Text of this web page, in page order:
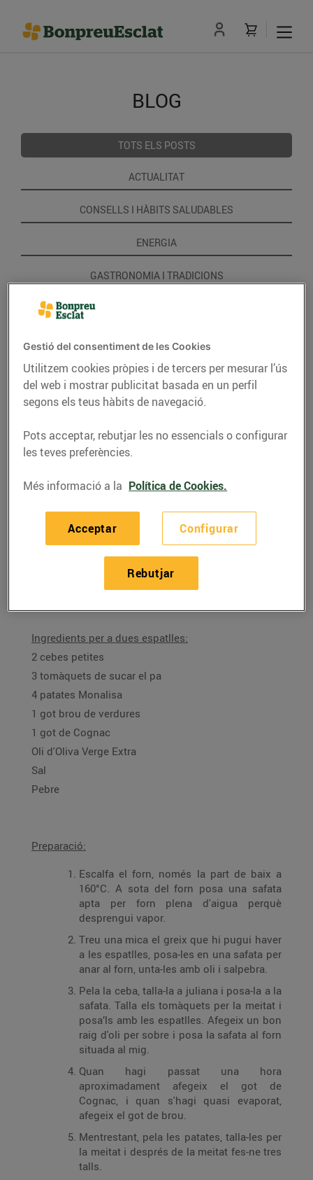
BLOG
TOTS ELS POSTS
ACTUALITAT
CONSELLS I HÀBITS SALUDABLES
ENERGIA
GASTRONOMIA I TRADICIONS
RECEPTES
Espatlla de cabrit al
29/de novembre/2023
Ingredients per a dues espatlles:
2 cebes petites
3 tomàquets de sucar el pa
4 patates Monalisa
1 got brou de verdures
1 got de Cognac
Oli d'Oliva Verge Extra
Sal
Pebre
Preparació:
Escalfa el forn, només la part de baix a
160°C. A sota del forn posa una safata
apta per forn plena d'aigua perquè
desprengui vapor.
Treu una mica el greix que hi pugui haver
a les espatlles, posa-les en una safata per
anar al forn, unta-les amb oli i salpebra.
Pela la ceba, talla-la a juliana i posa-la a la
safata. Talla els tomàquets per la meitat i
posa’ls amb les espatlles. Afegeix un bon
raig d'oli per sobre i posa la safata al forn
situada al mig.
Quan hagi passat una hora
aproximadament afegeix el got de
Cognac, i quan s'hagi quasi evaporat,
afegeix el got de brou.
Mentrestant, pela les patates, talla-les per
la meitat i després de la meitat fes-ne tres
talls.
Gestió del consentiment de les Cookies
Utilitzem cookies pròpies i de tercers per mesurar l’ús
del web i mostrar publicitat basada en un perfil
segons els teus hàbits de navegació.
Pots acceptar, rebutjar les no essencials o configurar
les teves preferències.
Més informació a la Política de Cookies.
Configurar
Rebutjar
Acceptar